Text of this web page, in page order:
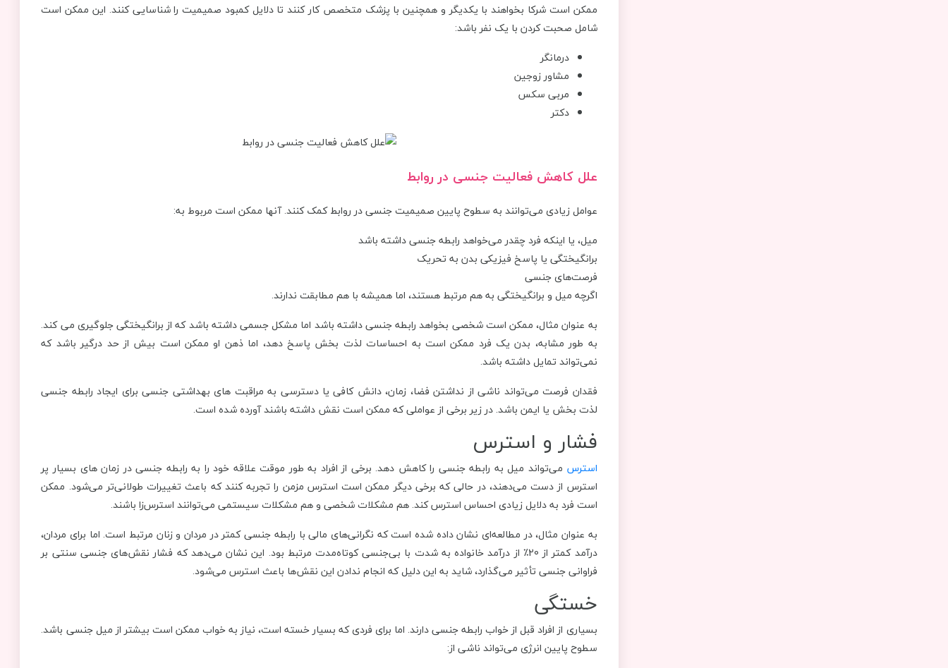
ممکن است شرکا بخواهند با یکدیگر و همچنین با پزشک متخصص کار کنند تا دلایل کمبود صمیمیت را شناسایی کنند. این ممکن است
شامل صحبت کردن با یک نفر باشد:
درمانگر
مشاور زوجین
مربی سکس
دکتر
علل کاهش فعالیت جنسی در روابط
عوامل زیادی می‌توانند به سطوح پایین صمیمیت جنسی در روابط کمک کنند. آنها ممکن است مربوط به:
میل، یا اینکه فرد چقدر می‌خواهد رابطه جنسی داشته باشد
برانگیختگی یا پاسخ فیزیکی بدن به تحریک
فرصت‌های جنسی
اگرچه میل و برانگیختگی به هم مرتبط هستند، اما همیشه با هم مطابقت ندارند.
به عنوان مثال، ممکن است شخصی بخواهد رابطه جنسی داشته باشد اما مشکل جسمی داشته باشد که از برانگیختگی جلوگیری می کند.
به طور مشابه، بدن یک فرد ممکن است به احساسات لذت بخش پاسخ دهد، اما ذهن او ممکن است بیش از حد درگیر باشد که
نمی‌تواند تمایل داشته باشد.
فقدان فرصت می‌تواند ناشی از نداشتن فضا، زمان، دانش کافی یا دسترسی به مراقبت های بهداشتی جنسی برای ایجاد رابطه جنسی
لذت بخش یا ایمن باشد. در زیر برخی از عواملی که ممکن است نقش داشته باشند آورده شده است.
فشار و استرس
استرس می‌تواند میل به رابطه جنسی را کاهش دهد. برخی از افراد به طور موقت علاقه خود را به رابطه جنسی در زمان های بسیار پر
استرس از دست می‌دهند، در حالی که برخی دیگر ممکن است استرس مزمن را تجربه کنند که باعث تغییرات طولانی‌تر می‌شود. ممکن
است فرد به دلایل زیادی احساس استرس کند. هم مشکلات شخصی و هم مشکلات سیستمی می‌توانند استرس‌زا باشند.
به عنوان مثال، در مطالعه‌ای نشان داده شده است که نگرانی‌های مالی با رابطه جنسی کمتر در مردان و زنان مرتبط است. اما برای مردان،
درآمد کمتر از 20٪ از درآمد خانواده به شدت با بی‌جنسی کوتاه‌مدت مرتبط بود. این نشان می‌دهد که فشار نقش‌های جنسی سنتی بر
فراوانی جنسی تأثیر می‌گذارد، شاید به این دلیل که انجام ندادن این نقش‌ها باعث استرس می‌شود.
خستگی
بسیاری از افراد قبل از خواب رابطه جنسی دارند. اما برای فردی که بسیار خسته است، نیاز به خواب ممکن است بیشتر از میل جنسی باشد.
سطوح پایین انرژی می‌تواند ناشی از: